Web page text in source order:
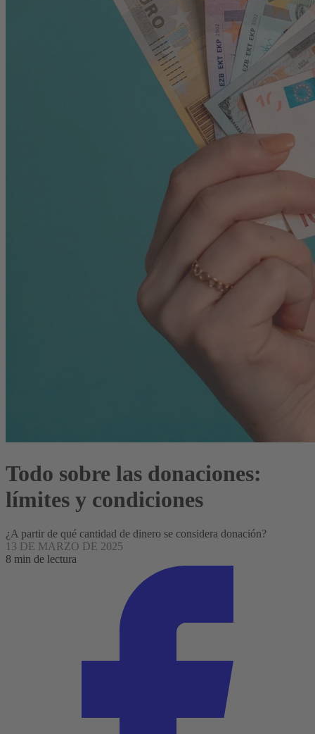
Todo sobre las donaciones:
límites y condiciones
¿A partir de qué cantidad de dinero se considera donación?
13 DE MARZO DE 2025
8 min de lectura